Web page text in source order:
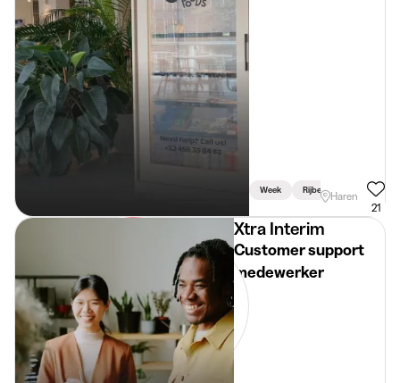
Week Rijbewijs Vereist
Haren
21
Xtra Interim
Customer support
medewerker